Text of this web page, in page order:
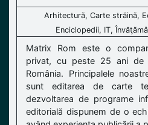
Arhitectură, Carte străină,
Enciclopedii, IT,
Matrix Rom este o
privat, cu peste 25 ani de
România. Principalele
sunt editarea de carte
dezvoltarea de programe
editorială dispunem de o